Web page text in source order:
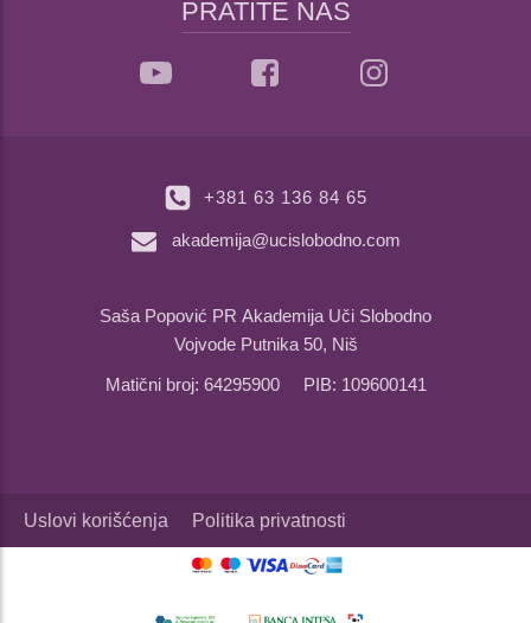
PRATITE NAS
+381 63 136 84 65
akademija@ucislobodno.com
Saša Popović PR Akademija Uči Slobodno
Vojvode Putnika 50, Niš
Matični broj: 64295900 PIB: 109600141
Uslovi korišćenja Politika privatnosti